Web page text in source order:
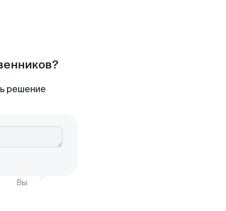
решение
Вы